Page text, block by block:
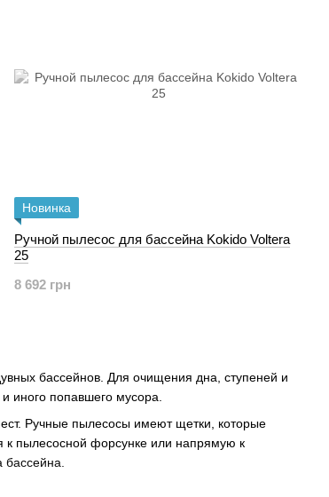
бассейнов . Для очищения дна ступеней и
и иного попавшего мусора.
Ручные пылесосы имеют щетки, которые
к пылесосной форсунке или напрямую к
бассейна.
Новинка
Ручной пылесос для бассейна Kokido Voltera
25
8 692 грн